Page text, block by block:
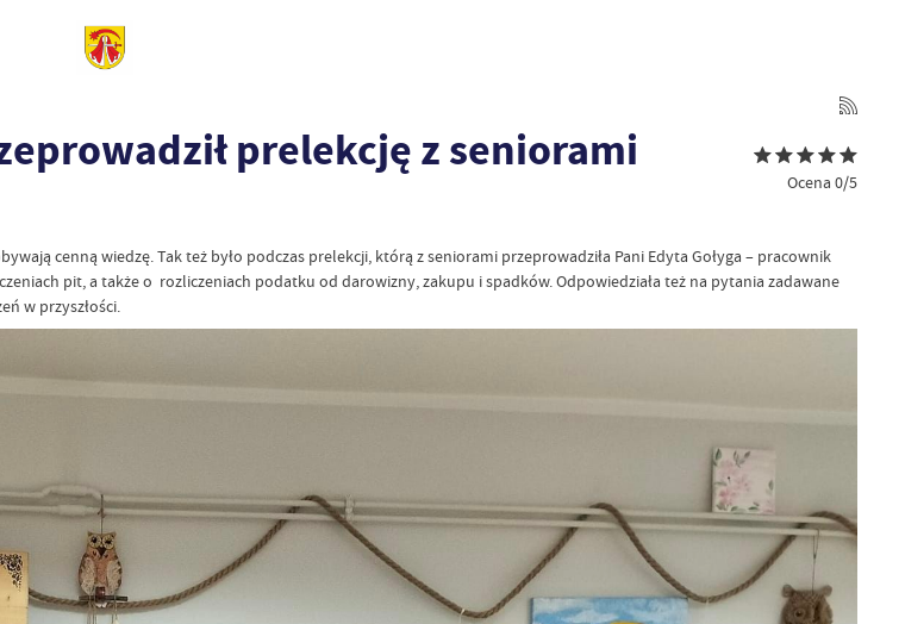
prelekcję z seniorami
Ocena 0/5
cenną wiedzę. Tak też było podczas prelekcji, którą z seniorami przeprowadziła Pani Edyta Gołyga – pracownik
pit, a także o rozliczeniach podatku od darowizny, zakupu i spadków. Odpowiedziała też na pytania zadawane
w przyszłości.